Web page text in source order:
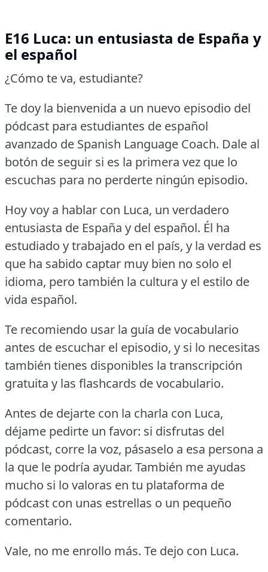
E16 Luca: un entusiasta de España y
el español
¿Cómo te va, estudiante?
Te doy la bienvenida a un nuevo episodio del
pódcast para estudiantes de español
avanzado de Spanish Language Coach. Dale al
botón de seguir si es la primera vez que lo
escuchas para no perderte ningún episodio.
Hoy voy a hablar con Luca, un verdadero
entusiasta de España y del español. Él ha
estudiado y trabajado en el país, y la verdad es
que ha sabido captar muy bien no solo el
idioma, pero también la cultura y el estilo de
vida español.
Te recomiendo usar la guía de vocabulario
antes de escuchar el episodio, y si lo necesitas
también tienes disponibles la transcripción
gratuita y las flashcards de vocabulario.
Antes de dejarte con la charla con Luca,
déjame pedirte un favor: si disfrutas del
pódcast, corre la voz, pásaselo a esa persona a
la que le podría ayudar. También me ayudas
mucho si lo valoras en tu plataforma de
pódcast con unas estrellas o un pequeño
comentario.
Vale, no me enrollo más. Te dejo con Luca.